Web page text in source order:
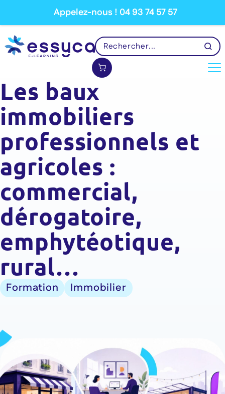
Appelez-nous ! 04 93 74 57 57
Les baux
immobiliers
professionnels et
agricoles :
commercial,
dérogatoire,
emphytéotique,
rural…
Formation Immobilier